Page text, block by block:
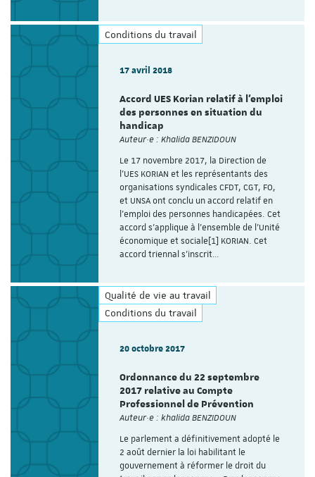
Conditions du travail
17 avril 2018
Accord UES Korian relatif à l'emploi
des personnes en situation du
handicap
Auteur·e : Khalida BENZIDOUN
Le 17 novembre 2017, la Direction de
l’UES KORIAN et les représentants des
organisations syndicales CFDT, CGT, FO,
et UNSA ont conclu un accord relatif en
l’emploi des personnes handicapées. Cet
accord s’applique à l’ensemble de l’Unité
économique et sociale[1] KORIAN. Cet
accord triennal s’inscrit…
Qualité de vie au travail
Conditions du travail
20 octobre 2017
Ordonnance du 22 septembre
2017 relative au Compte
Professionnel de Prévention
Auteur·e : khalida BENZIDOUN
Le parlement a définitivement adopté le
2 août dernier la loi habilitant le
gouvernement à réformer le droit du